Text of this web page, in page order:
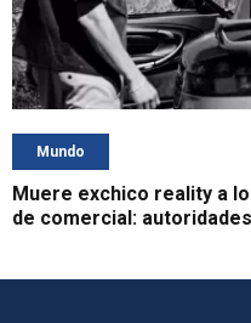
Mundo
Muere exchico reality a
de comercial: